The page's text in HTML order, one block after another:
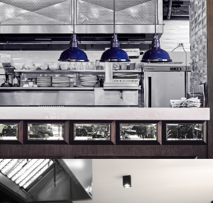
THE LONDONER | AUGUST 2016
DESIGN & BUILD